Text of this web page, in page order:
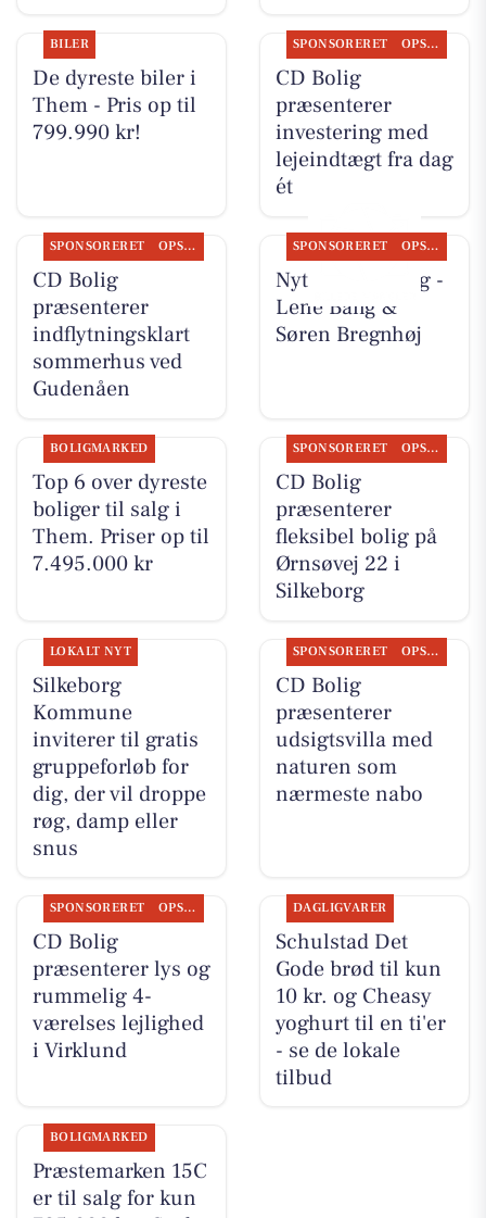
BILER
De dyreste biler i
Them - Pris op til
799.990 kr!
SPONSORERET OPSLAGSTAVLEN
CD Bolig
præsenterer
investering med
lejeindtægt fra dag
ét
SPONSORERET OPSLAGSTAVLEN
CD Bolig
præsenterer
indflytningsklart
sommerhus ved
Gudenåen
SPONSORERET OPSLAGSTAVLEN
Nyt fra CD Bolig -
Lene Bang &
Søren Bregnhøj
BOLIGMARKED
Top 6 over dyreste
boliger til salg i
Them. Priser op til
7.495.000 kr
SPONSORERET OPSLAGSTAVLEN
CD Bolig
præsenterer
fleksibel bolig på
Ørnsøvej 22 i
Silkeborg
LOKALT NYT
Silkeborg
Kommune
inviterer til gratis
gruppeforløb for
dig, der vil droppe
røg, damp eller
snus
SPONSORERET OPSLAGSTAVLEN
CD Bolig
præsenterer
udsigtsvilla med
naturen som
nærmeste nabo
SPONSORERET OPSLAGSTAVLEN
CD Bolig
præsenterer lys og
rummelig 4-
værelses lejlighed
i Virklund
DAGLIGVARER
Schulstad Det
Gode brød til kun
10 kr. og Cheasy
yoghurt til en ti'er
- se de lokale
tilbud
BOLIGMARKED
Præstemarken 15C
er til salg for kun